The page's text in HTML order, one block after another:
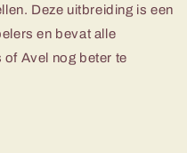
Deze uitbreiding is een
en bevat alle
Avel nog beter te